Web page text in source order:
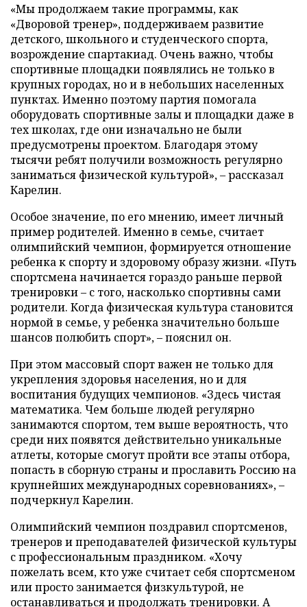
«Мы продолжаем такие программы, как
«Дворовой тренер», поддерживаем развитие
детского, школьного и студенческого спорта,
возрождение спартакиад. Очень важно, чтобы
спортивные площадки появлялись не только в
крупных городах, но и в небольших населенных
пунктах. Именно поэтому партия помогала
оборудовать спортивные залы и площадки даже в
тех школах, где они изначально не были
предусмотрены проектом. Благодаря этому
тысячи ребят получили возможность регулярно
заниматься физической культурой», – рассказал
Карелин.
Особое значение, по его мнению, имеет личный
пример родителей. Именно в семье, считает
олимпийский чемпион, формируется отношение
ребенка к спорту и здоровому образу жизни. «Путь
спортсмена начинается гораздо раньше первой
тренировки – с того, насколько спортивны сами
родители. Когда физическая культура становится
нормой в семье, у ребенка значительно больше
шансов полюбить спорт», – пояснил он.
При этом массовый спорт важен не только для
укрепления здоровья населения, но и для
воспитания будущих чемпионов. «Здесь чистая
математика. Чем больше людей регулярно
занимаются спортом, тем выше вероятность, что
среди них появятся действительно уникальные
атлеты, которые смогут пройти все этапы отбора,
попасть в сборную страны и прославить Россию на
крупнейших международных соревнованиях», –
подчеркнул Карелин.
Олимпийский чемпион поздравил спортсменов,
тренеров и преподавателей физической культуры
с профессиональным праздником. «Хочу
пожелать всем, кто уже считает себя спортсменом
или просто занимается физкультурой, не
останавливаться и продолжать тренировки. А